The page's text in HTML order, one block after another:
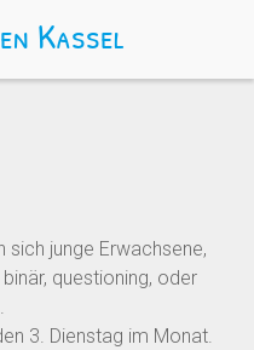
sich junge Erwachsene,
questioning, oder
3. Dienstag im Monat.
Kassel